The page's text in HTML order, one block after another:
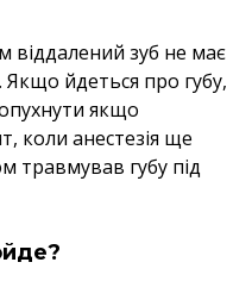
зуб не має
Якщо йдеться про губу,
якщо
коли анестезія ще
травмував губу під